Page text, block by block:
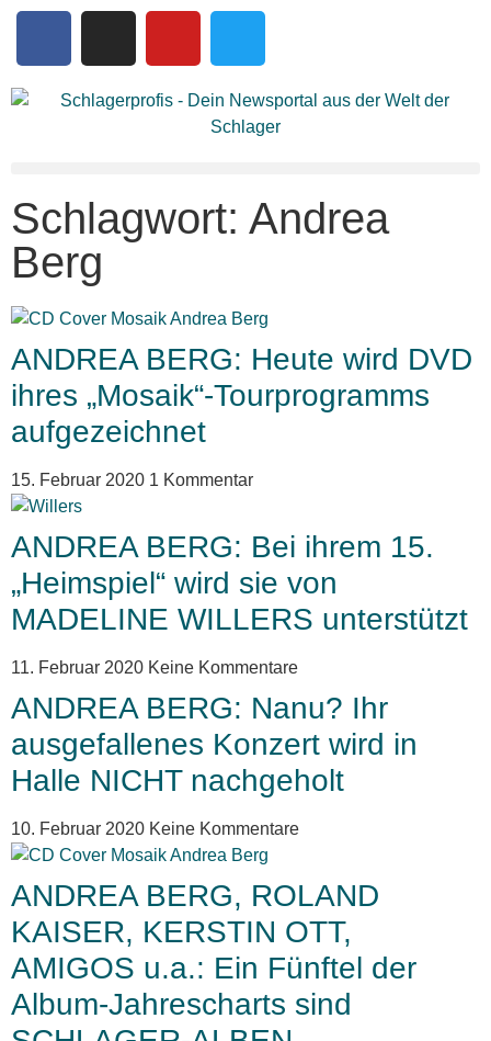
Schlagwort: Andrea
Berg
ANDREA BERG: Heute wird DVD
ihres „Mosaik“-Tourprogramms
aufgezeichnet
15. Februar 2020 1 Kommentar
ANDREA BERG: Bei ihrem 15.
„Heimspiel“ wird sie von
MADELINE WILLERS unterstützt
11. Februar 2020 Keine Kommentare
ANDREA BERG: Nanu? Ihr
ausgefallenes Konzert wird in
Halle NICHT nachgeholt
10. Februar 2020 Keine Kommentare
ANDREA BERG, ROLAND
KAISER, KERSTIN OTT,
AMIGOS u.a.: Ein Fünftel der
Album-Jahrescharts sind